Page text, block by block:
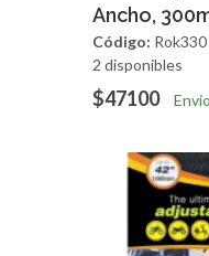
Ancho,
Código: Rok330
2 disponibles
$47100